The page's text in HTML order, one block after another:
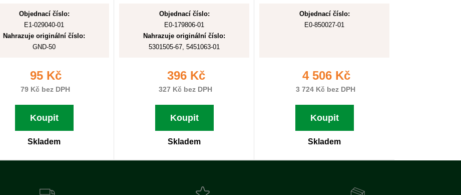
Objednací číslo:
E1-029040-01
Nahrazuje originální číslo:
GND-50
95 Kč
79 Kč bez DPH
Koupit
Skladem
Objednací číslo:
E0-179806-01
Nahrazuje originální číslo:
5301505-67, 5451063-01
396 Kč
327 Kč bez DPH
Koupit
Skladem
Objednací číslo:
E0-850027-01
4 506 Kč
3 724 Kč bez DPH
Koupit
Skladem